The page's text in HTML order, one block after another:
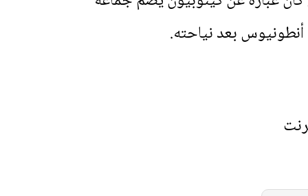
أنطونيوس بعد نياحته.